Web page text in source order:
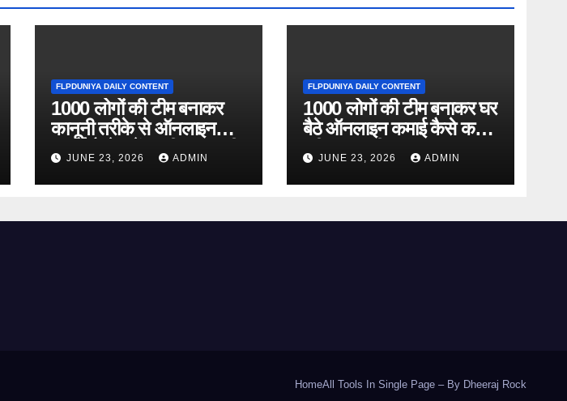
FLPDUNIYA DAILY CONTENT
1000 लोगों की टीम बनाकर
कानूनी तरीके से ऑनलाइन
कमाई कैसे करें? पूरी जानकारी
JUNE 23, 2026 ADMIN
FLPDUNIYA DAILY CONTENT
1000 लोगों की टीम बनाकर घर
बैठे ऑनलाइन कमाई कैसे करें?
पूरी जानकारी
JUNE 23, 2026 ADMIN
HomeAll Tools In Single Page – By Dheeraj Rock